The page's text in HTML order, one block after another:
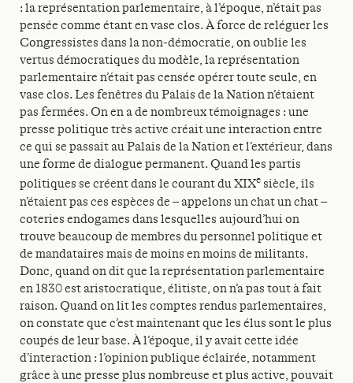
: la représentation parlementaire, à l’époque, n’était pas
pensée comme étant en vase clos. À force de reléguer les
Congressistes dans la non-démocratie, on oublie les
vertus démocratiques du modèle, la représentation
parlementaire n’était pas censée opérer toute seule, en
vase clos. Les fenêtres du Palais de la Nation n’étaient
pas fermées. On en a de nombreux témoignages : une
presse politique très active créait une interaction entre
ce qui se passait au Palais de la Nation et l’extérieur, dans
une forme de dialogue permanent. Quand les partis
politiques se créent dans le courant du XIXe siècle, ils
n’étaient pas ces espèces de – appelons un chat un chat –
coteries endogames dans lesquelles aujourd’hui on
trouve beaucoup de membres du personnel politique et
de mandataires mais de moins en moins de militants.
Donc, quand on dit que la représentation parlementaire
en 1830 est aristocratique, élitiste, on n’a pas tout à fait
raison. Quand on lit les comptes rendus parlementaires,
on constate que c’est maintenant que les élus sont le plus
coupés de leur base. À l’époque, il y avait cette idée
d’interaction : l’opinion publique éclairée, notamment
grâce à une presse plus nombreuse et plus active, pouvait